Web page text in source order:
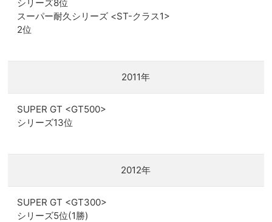
シリーズ8位
スーパー耐久シリーズ <ST-クラス1>
2位
2011年
SUPER GT <GT500>
シリーズ13位
2012年
SUPER GT <GT300>
シリーズ5位(1勝)